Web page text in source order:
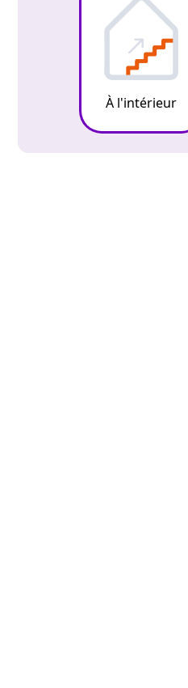
À l'intérieur